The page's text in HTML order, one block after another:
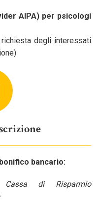
AIPA) per psicologi
degli interessati
bonifico bancario:
Cassa di Risparmio